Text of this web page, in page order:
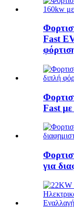
Fast
Fast
για